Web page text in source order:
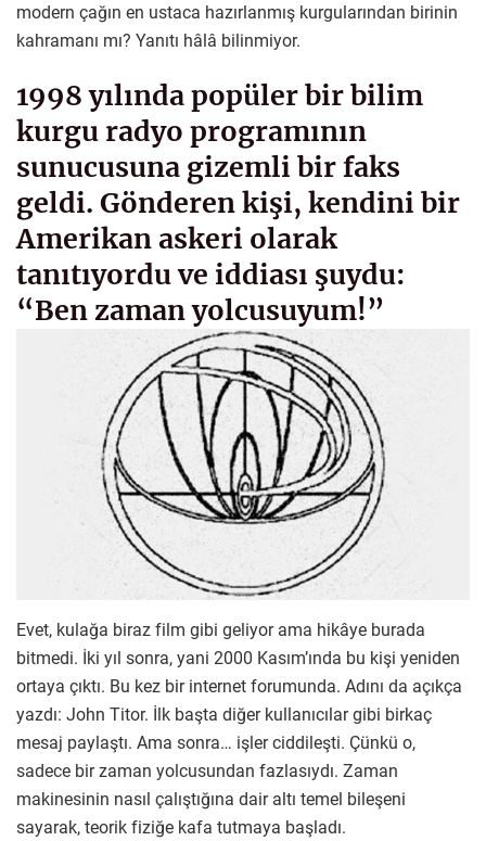
modern çağın en ustaca hazırlanmış kurgularından birinin
kahramanı mı? Yanıtı hâlâ bilinmiyor.
1998 yılında popüler bir bilim
kurgu radyo programının
sunucusuna gizemli bir faks
geldi. Gönderen kişi, kendini bir
Amerikan askeri olarak
tanıtıyordu ve iddiası şuydu:
“Ben zaman yolcusuyum!”
Evet, kulağa biraz film gibi geliyor ama hikâye burada
bitmedi. İki yıl sonra, yani 2000 Kasım’ında bu kişi yeniden
ortaya çıktı. Bu kez bir internet forumunda. Adını da açıkça
yazdı: John Titor. İlk başta diğer kullanıcılar gibi birkaç
mesaj paylaştı. Ama sonra… işler ciddileşti. Çünkü o,
sadece bir zaman yolcusundan fazlasıydı. Zaman
makinesinin nasıl çalıştığına dair altı temel bileşeni
sayarak, teorik fiziğe kafa tutmaya başladı.